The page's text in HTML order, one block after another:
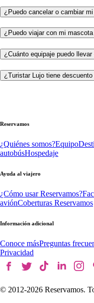
¿Puedo cancelar o cambiar
¿Puedo viajar con mi
¿Cuánto equipaje puedo
¿Turistar Lujo tiene
Reservamos
¿Quiénes somos?Equipo
autobúsHospedaje
Ayuda al viajero
¿Cómo usar Reservamos?
aviónCoberturas Reservamos
Información adicional
Conoce másPreguntas
Privacidad
© 2012-2026 Reservamos.